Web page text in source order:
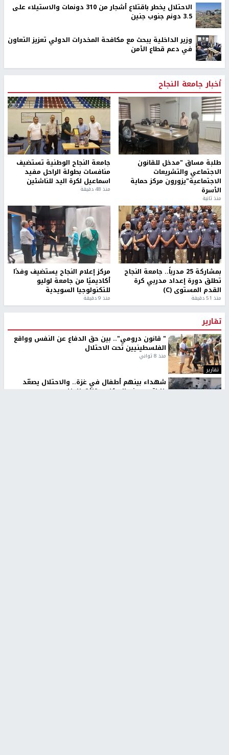
الاحتلال يخطر باقتلاع أشجار من 310 دونمات والاستيلاء على
3.5 دونم جنوب جنين
وزير الداخلية يبحث مع مكافحة المخدرات الدولي تعزيز التعاون
في دعم قطاع الأمن
أخبار جامعة النجاح
طلبة مساق "مدخل للقانون
الاجتماعي والتشريعات
الاجتماعية"يزورون مركز حماية
الأسرة
منذ ثانية
جامعة النجاح الوطنية تستضيف
منافسات بطولة الراحل مفيد
اسماعيل لكرة اليد للناشئين
منذ 48 دقيقة
بمشاركة 25 مدرباً.. جامعة النجاح
تطلق دورة إعداد مدربي كرة
القدم المستوى (C)
منذ 51 دقيقة
مركز إعلام النجاح يستضيف وفدًا
أكاديميًا من جامعة لوليو
للتكنولوجيا السويدية
منذ 9 دقيقة
تقارير
تقارير
" قانون درومي".. بين حق الدفاع عن النفس وواقع
الفلسطينيين تحت الاحتلال
منذ 8 ثواني
شهداء بينهم أطفال في غزة.. والاحتلال يصعّد
غاراته ويمنح السكان دقائق للإخلاء